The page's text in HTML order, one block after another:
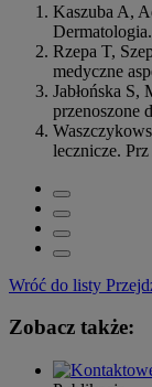
Kaszuba A,
Rzepa T,
medyczne
Jabłońska
przenoszone
lecznicze.
Wróć do listy
Zobacz także: